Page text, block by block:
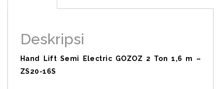
Deskripsi
Hand Lift Semi Electric GOZOZ 2 Ton 1,6 m –
ZS20-16S